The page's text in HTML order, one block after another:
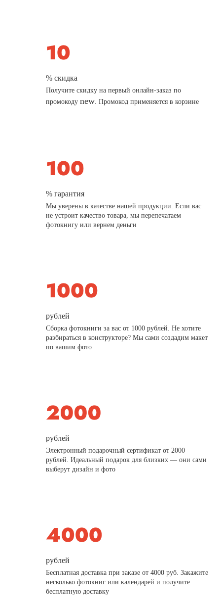
% скидка
Получите скидку на первый онлайн-заказ по
промокодуnew. Промокод применяется в корзине
% гарантия
Мы уверены в качестве нашей продукции. Если вас
не устроит качество товара, мы перепечатаем
фотокнигу или вернем деньги
рублей
Сборка фотокниги за вас от 1000 рублей. Не хотите
разбираться в конструкторе? Мы сами создадим макет
по вашим фото
рублей
Электронный подарочный сертификат от 2000
рублей. Идеальный подарок для близких — они сами
выберут дизайн и фото
рублей
Бесплатная доставка при заказе от 4000 руб. Закажите
несколько фотокниг или календарей и получите
бесплатную доставку